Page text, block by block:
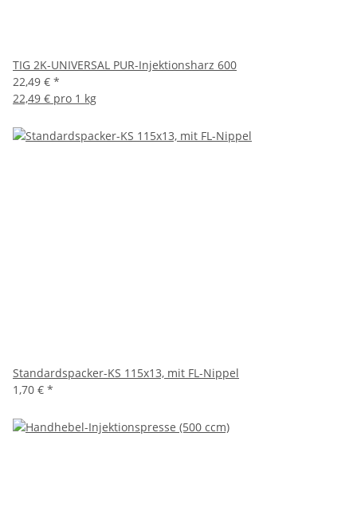
TIG 2K-UNIVERSAL PUR-Injektionsharz 600
22,49 € *
22,49 € pro 1 kg
Standardspacker-KS 115x13, mit FL-Nippel
1,70 € *